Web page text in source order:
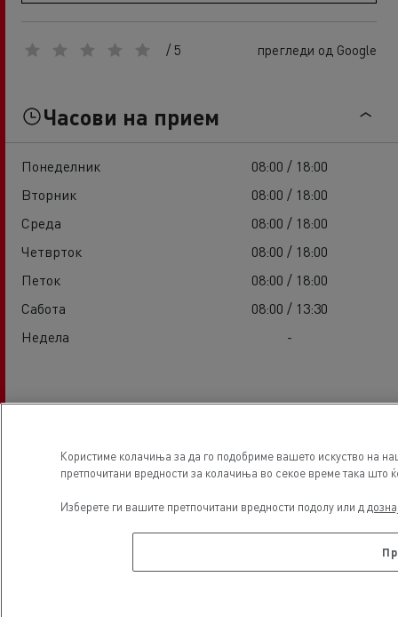
/ 5 прегледи од Google
Часови на прием
Понеделник
08:00 / 18:00
Вторник
08:00 / 18:00
Среда
08:00 / 18:00
Четврток
08:00 / 18:00
Петок
08:00 / 18:00
Сабота
08:00 / 13:30
Недела
-
Користиме колачиња за да го подобриме вашето искуство на
претпочитани вредности за колачиња во секое време така што
Изберете ги вашите претпочитани вредности подолу или д